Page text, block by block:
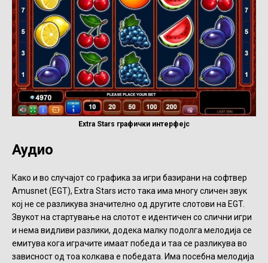
Extra Stars графички интерфејс
Аудио
Како и во случајот со графика за игри базирани на софтвер
Amusnet (EGT), Extra Stars исто така има многу сличен звук
кој не се разликува значително од другите слотови на EGT.
Звукот на стартување на слотот е идентичен со слични игри
и нема видливи разлики, додека малку подолга мелодија се
емитува кога играчите имаат победа и таа се разликува во
зависност од тоа колкава е победата. Има посебна мелодија